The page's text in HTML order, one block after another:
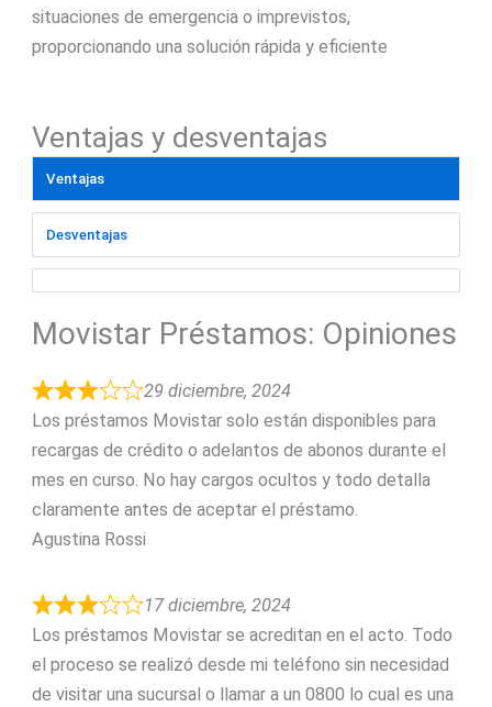
situaciones de emergencia o imprevistos,
proporcionando una solución rápida y eficiente
Ventajas y desventajas
Ventajas
Desventajas
Movistar Préstamos: Opiniones
29 diciembre, 2024
Los préstamos Movistar solo están disponibles para
recargas de crédito o adelantos de abonos durante el
mes en curso. No hay cargos ocultos y todo detalla
claramente antes de aceptar el préstamo.
Agustina Rossi
17 diciembre, 2024
Los préstamos Movistar se acreditan en el acto. Todo
el proceso se realizó desde mi teléfono sin necesidad
de visitar una sucursal o llamar a un 0800 lo cual es una